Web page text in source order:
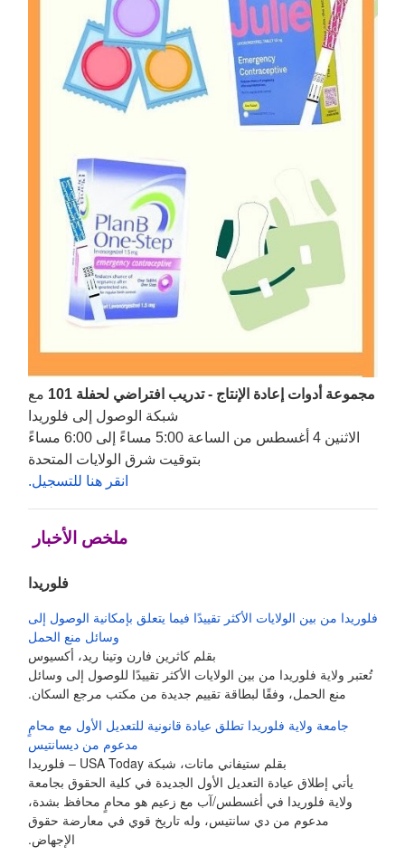
مجموعة أدوات إعادة الإنتاج - تدريب افتراضي لحفلة 101
مع
شبكة الوصول إلى فلوريدا
الاثنين 4 أغسطس من الساعة 5:00 مساءً إلى 6:00 مساءً
بتوقيت شرق الولايات المتحدة
انقر هنا للتسجيل.
ملخص الأخبار
فلوريدا
فلوريدا من بين الولايات الأكثر تقييدًا فيما يتعلق بإمكانية الوصول إلى
وسائل منع الحمل
بقلم كاثرين فارن وتينا ريد، أكسيوس
تُعتبر ولاية فلوريدا من بين الولايات الأكثر تقييدًا للوصول إلى وسائل
منع الحمل، وفقًا لبطاقة تقييم جديدة من مكتب مرجع السكان.
جامعة ولاية فلوريدا تطلق عيادة قانونية للتعديل الأول مع محامٍ
مدعوم من ديسانتيس
بقلم ستيفاني ماتات، شبكة USA Today – فلوريدا
يأتي إطلاق عيادة التعديل الأول الجديدة في كلية الحقوق بجامعة
ولاية فلوريدا في أغسطس/آب مع زعيم هو محامٍ محافظ بشدة،
مدعوم من دي سانتيس، وله تاريخ قوي في معارضة حقوق
الإجهاض.